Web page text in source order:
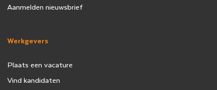
Aanmelden nieuwsbrief
Werkgevers
Plaats een vacature
Vind kandidaten